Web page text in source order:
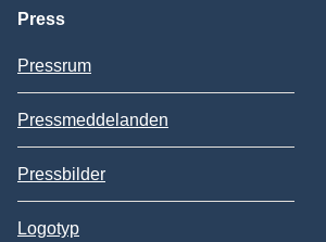
Press
Pressrum
Pressmeddelanden
Pressbilder
Logotyp